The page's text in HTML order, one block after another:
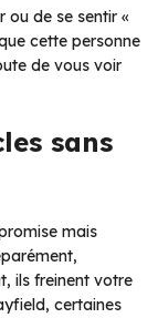
ou de se sentir «
cette personne
de vous voir
sans
mais
ils freinent votre
certaines